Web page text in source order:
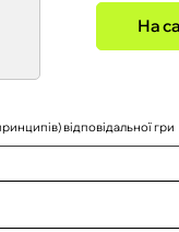
На
відповідальної гри